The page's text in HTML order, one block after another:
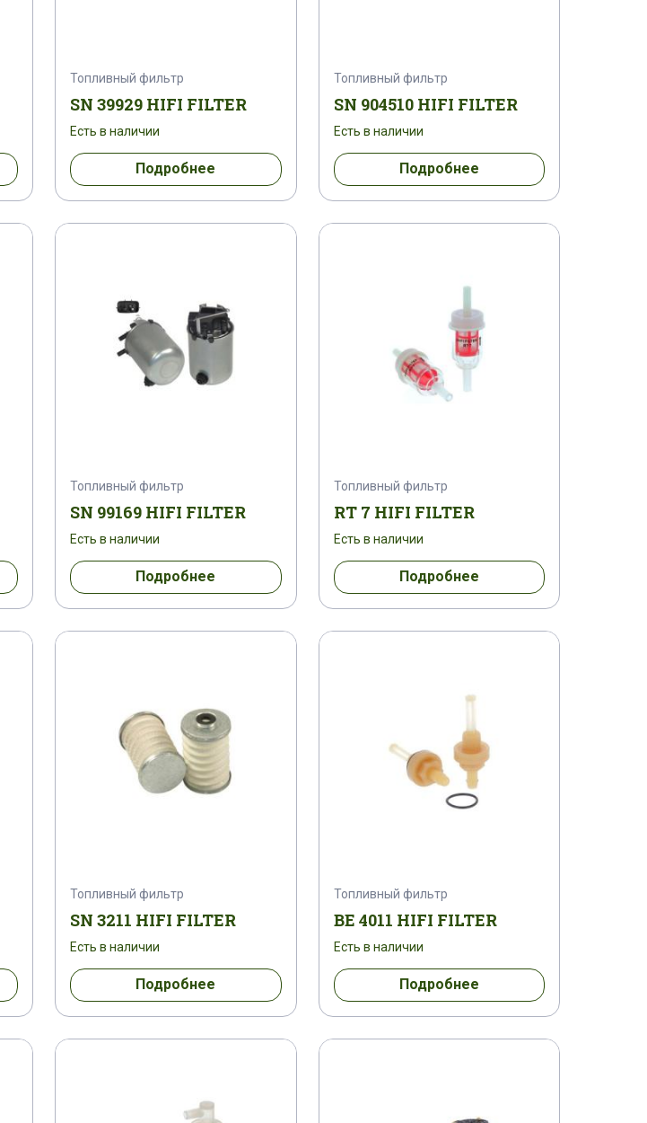
Топливный фильтр
SN 39929 HIFI FILTER
Есть в наличии
Подробнее
Топливный фильтр
SN 904510 HIFI FILTER
Есть в наличии
Подробнее
Топливный фильтр
SN 99169 HIFI FILTER
Есть в наличии
Подробнее
Топливный фильтр
RT 7 HIFI FILTER
Есть в наличии
Подробнее
Топливный фильтр
SN 3211 HIFI FILTER
Есть в наличии
Подробнее
Топливный фильтр
BE 4011 HIFI FILTER
Есть в наличии
Подробнее